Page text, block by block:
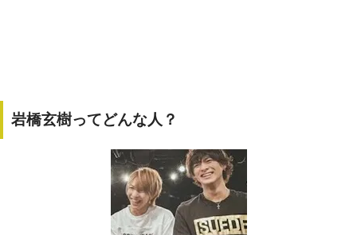
岩橋玄樹ってどんな人？